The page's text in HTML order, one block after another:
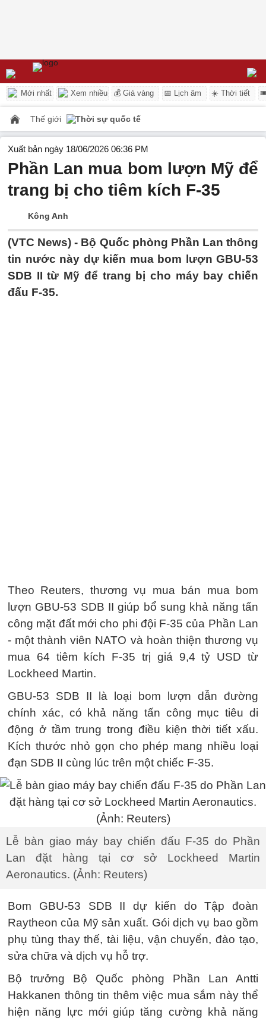
Mới nhất Xem nhiều 💰 Giá vàng 📅 Lịch âm ☀️ Thời tiết
Thế giới Thời sự quốc tế
Xuất bản ngày 18/06/2026 06:36 PM
Phần Lan mua bom lượn Mỹ để
trang bị cho tiêm kích F-35
Kông Anh
(VTC News) - Bộ Quốc phòng Phần Lan thông
tin nước này dự kiến mua bom lượn GBU-53
SDB II từ Mỹ để trang bị cho máy bay chiến
đấu F-35.
Theo Reuters, thương vụ mua bán mua bom
lượn GBU-53 SDB II giúp bổ sung khả năng tấn
công mặt đất mới cho phi đội F-35 của Phần Lan
- một thành viên NATO và hoàn thiện thương vụ
mua 64 tiêm kích F-35 trị giá 9,4 tỷ USD từ
Lockheed Martin.
GBU-53 SDB II là loại bom lượn dẫn đường
chính xác, có khả năng tấn công mục tiêu di
động ở tầm trung trong điều kiện thời tiết xấu.
Kích thước nhỏ gọn cho phép mang nhiều loại
đạn SDB II cùng lúc trên một chiếc F-35.
Lễ bàn giao máy bay chiến đấu F-35 do Phần
Lan đặt hàng tại cơ sở Lockheed Martin
Aeronautics. (Ảnh: Reuters)
Bom GBU-53 SDB II dự kiến do Tập đoàn
Raytheon của Mỹ sản xuất. Gói dịch vụ bao gồm
phụ tùng thay thế, tài liệu, vận chuyển, đào tạo,
sửa chữa và dịch vụ hỗ trợ.
Bộ trưởng Bộ Quốc phòng Phần Lan Antti
Hakkanen thông tin thêm việc mua sắm này thể
hiện năng lực mới giúp tăng cường khả năng